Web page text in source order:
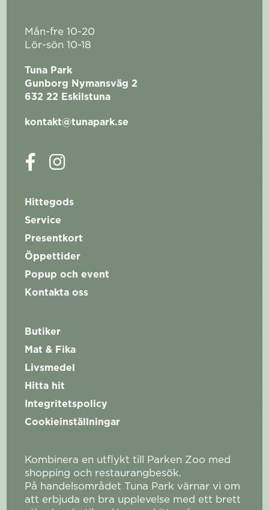
Mån-fre 10-20
Lör-sön 10-18
Tuna Park
Gunborg Nymansväg 2
632 22 Eskilstuna
kontakt@tunapark.se
Hittegods
Service
Presentkort
Öppettider
Popup och event
Kontakta oss
Butiker
Mat & Fika
Livsmedel
Hitta hit
Integritetspolicy
Cookieinställningar
Kombinera en utflykt till Parken Zoo med
shopping och restaurangbesök.
På handelsområdet Tuna Park värnar vi om
att erbjuda en bra upplevelse med ett brett